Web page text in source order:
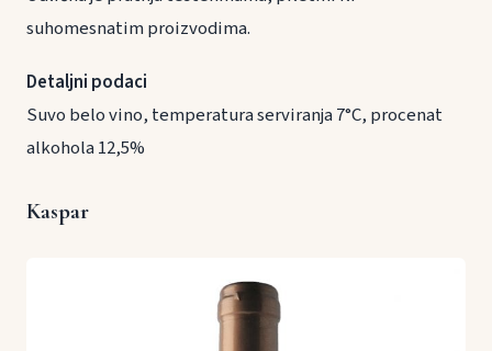
suhomesnatim proizvodima.
Detaljni podaci
Suvo belo vino, temperatura serviranja 7°C, procenat
alkohola 12,5%
Kaspar